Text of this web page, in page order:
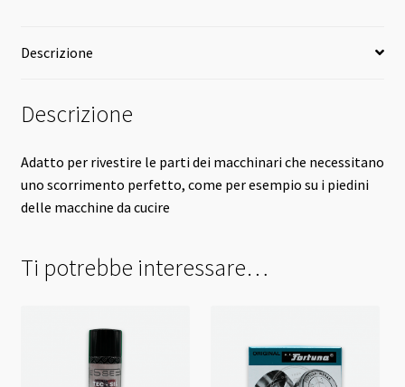
Descrizione
Descrizione
Adatto per rivestire le parti dei macchinari che necessitano
uno scorrimento perfetto, come per esempio su i piedini
delle macchine da cucire
Ti potrebbe interessare…